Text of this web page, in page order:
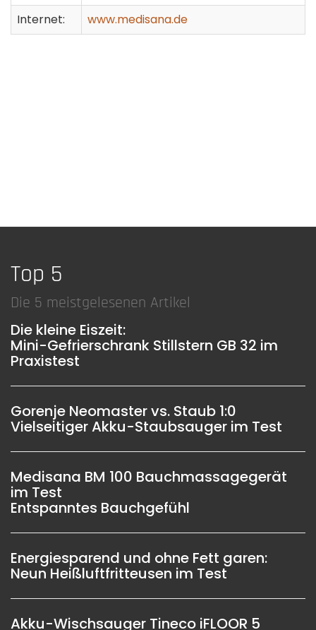
Internet:
www.medisana.de
Top 5
Die 5 meistgelesenen Artikel
Die kleine Eiszeit:
Mini-Gefrierschrank Stillstern GB 32 im
Praxistest
Gorenje Neomaster vs. Staub 1:0
Vielseitiger Akku-Staubsauger im Test
Medisana BM 100 Bauchmassagegerät
im Test
Entspanntes Bauchgefühl
Energiesparend und ohne Fett garen:
Neun Heißluftfritteusen im Test
Akku-Wischsauger Tineco iFLOOR 5